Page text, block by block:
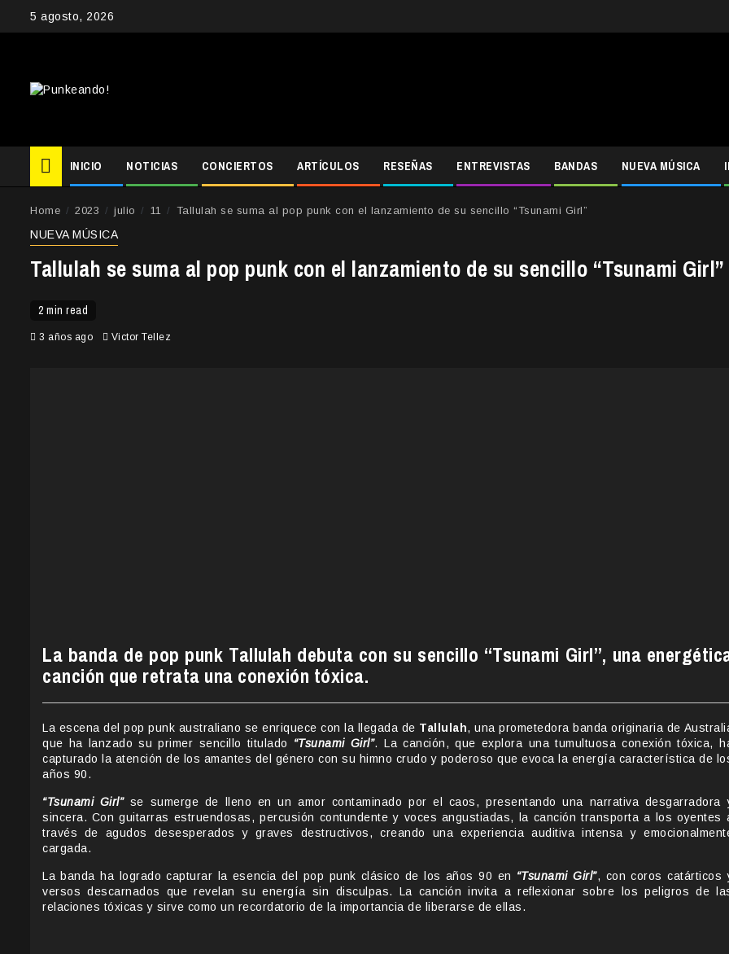
5 agosto, 2026
INICIO NOTICIAS CONCIERTOS ARTÍCULOS RESEÑAS ENTREVISTAS BANDAS NUEVA MÚSICA
Home 2023 julio 11 Tallulah se suma al pop punk con el lanzamiento de su sencillo “Tsunami Girl”
NUEVA MÚSICA
Tallulah se suma al pop punk con el lanzamiento de su sencillo “Tsunami Girl”
2 min read
3 años ago Victor Tellez
La banda de pop punk Tallulah debuta con su sencillo “Tsunami Girl”, una
canción que retrata una conexión tóxica.
La escena del pop punk australiano se enriquece con la llegada de Tallulah, una prometedora banda originaria de
que ha lanzado su primer sencillo titulado “Tsunami Girl”. La canción, que explora una tumultuosa conexión tóxica,
capturado la atención de los amantes del género con su himno crudo y poderoso que evoca la energía característica de
años 90.
“Tsunami Girl”se sumerge de lleno en un amor contaminado por el caos, presentando una narrativa desgarradora
sincera. Con guitarras estruendosas, percusión contundente y voces angustiadas, la canción transporta a los oyentes
través de agudos desesperados y graves destructivos, creando una experiencia auditiva intensa y
cargada.
La banda ha logrado capturar la esencia del pop punk clásico de los años 90 en “Tsunami Girl”, con coros catárticos
versos descarnados que revelan su energía sin disculpas. La canción invita a reflexionar sobre los peligros de
relaciones tóxicas y sirve como un recordatorio de la importancia de liberarse de ellas.